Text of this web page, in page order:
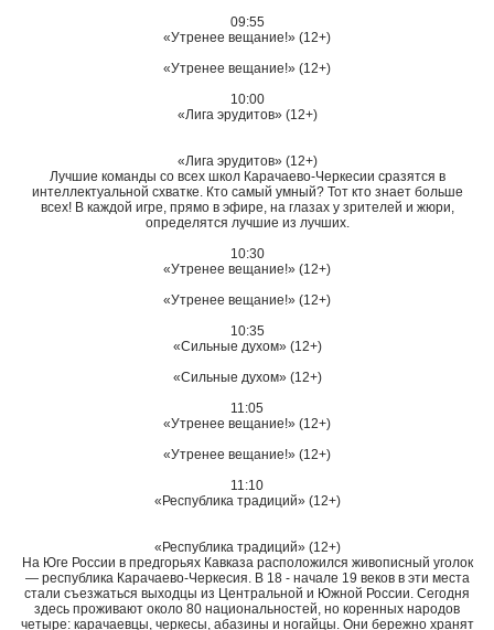
09:55
«Утренее вещание!» (12+)
«Утренее вещание!» (12+)
10:00
«Лига эрудитов» (12+)
«Лига эрудитов» (12+)
Лучшие команды со всех школ Карачаево-Черкесии сразятся в
интеллектуальной схватке. Кто самый умный? Тот кто знает больше
всех! В каждой игре, прямо в эфире, на глазах у зрителей и жюри,
определятся лучшие из лучших.
10:30
«Утренее вещание!» (12+)
«Утренее вещание!» (12+)
10:35
«Сильные духом» (12+)
«Сильные духом» (12+)
11:05
«Утренее вещание!» (12+)
«Утренее вещание!» (12+)
11:10
«Республика традиций» (12+)
«Республика традиций» (12+)
На Юге России в предгорьях Кавказа расположился живописный уголок
— республика Карачаево-Черкесия. В 18 - начале 19 веков в эти места
стали съезжаться выходцы из Центральной и Южной России. Сегодня
здесь проживают около 80 национальностей, но коренных народов
четыре: карачаевцы, черкесы, абазины и ногайцы. Они бережно хранят